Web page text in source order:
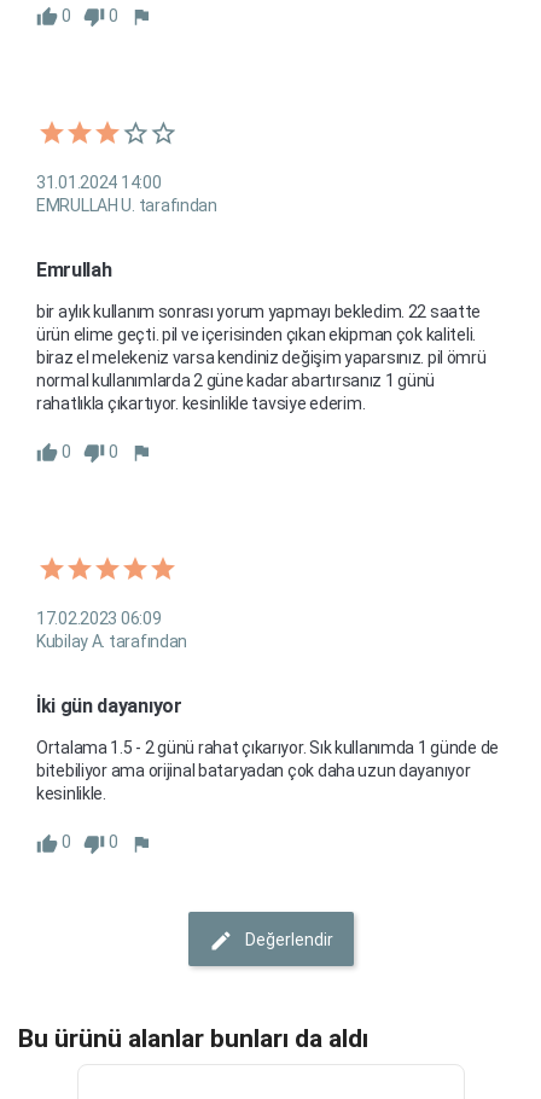
0 0
31.01.2024 14:00
EMRULLAH U. tarafından
Emrullah
bir aylık kullanım sonrası yorum yapmayı bekledim. 22 saatte
ürün elime geçti. pil ve içerisinden çıkan ekipman çok kaliteli.
biraz el melekeniz varsa kendiniz değişim yaparsınız. pil ömrü
normal kullanımlarda 2 güne kadar abartırsanız 1 günü
rahatlıkla çıkartıyor. kesinlikle tavsiye ederim.
0 0
17.02.2023 06:09
Kubilay A. tarafından
İki gün dayanıyor
Ortalama 1.5 - 2 günü rahat çıkarıyor. Sık kullanımda 1 günde de
bitebiliyor ama orijinal bataryadan çok daha uzun dayanıyor
kesinlikle.
0 0
Değerlendir
Bu ürünü alanlar bunları da aldı